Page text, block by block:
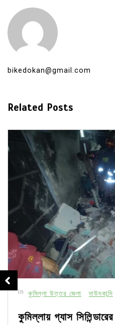
bikedokan@gmail.com
Related Posts
In কুমিল্লা উত্তর জেলা দাউদকান্দি
কুমিল্লায় গ্যাস